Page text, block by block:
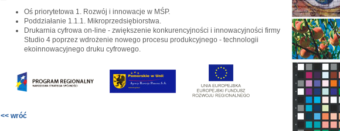
Oś priorytetowa 1. Rozwój i innowacje w MŚP.
Poddziałanie 1.1.1. Mikroprzedsiębiorstwa.
Drukarnia cyfrowa on-line - zwiększenie konkurencyjności i innowacyjności firmy
Studio 4 poprzez wdrożenie nowego procesu produkcyjnego - technologii
ekoinnowacyjnego druku cyfrowego.
<< wróć